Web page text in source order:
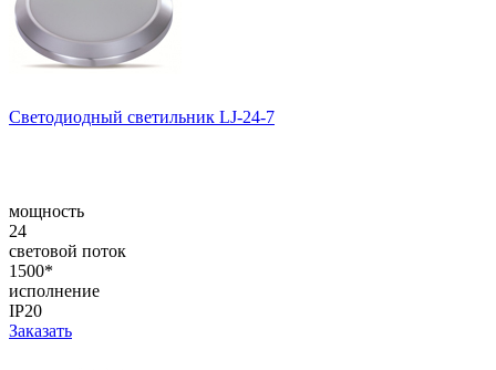
Светодиодный светильник LJ-24-7
мощность
24
световой поток
1500*
исполнение
IP20
Заказать